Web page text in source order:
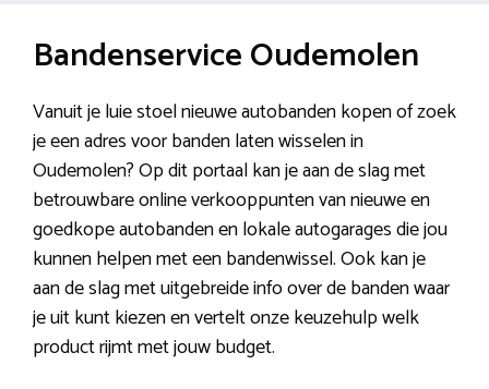
Bandenservice Oudemolen
Vanuit je luie stoel nieuwe autobanden kopen of zoek
je een adres voor banden laten wisselen in
Oudemolen? Op dit portaal kan je aan de slag met
betrouwbare online verkooppunten van nieuwe en
goedkope autobanden en lokale autogarages die jou
kunnen helpen met een bandenwissel. Ook kan je
aan de slag met uitgebreide info over de banden waar
je uit kunt kiezen en vertelt onze keuzehulp welk
product rijmt met jouw budget.